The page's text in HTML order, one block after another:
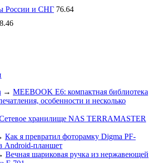
России и СНГ 76.64
→ MEEBOOK E6: компактная библиотека
особенности и несколько
хранилище NAS TERRAMASTER
Как я превратил фоторамку Digma PF-
Android-планшет
Вечная шариковая ручка из нержавеющей